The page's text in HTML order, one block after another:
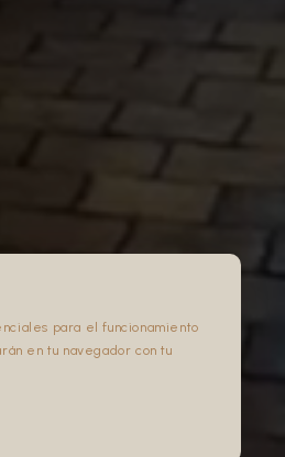
BOOK NOW . BOOK NOW . BOOK NOW .
para el funcionamiento
en tu navegador con tu